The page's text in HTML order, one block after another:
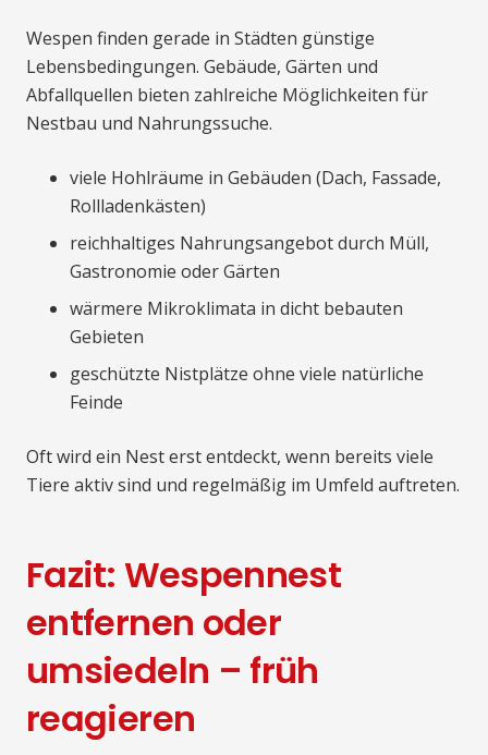
Wespen finden gerade in Städten günstige
Lebensbedingungen. Gebäude, Gärten und
Abfallquellen bieten zahlreiche Möglichkeiten für
Nestbau und Nahrungssuche.
viele Hohlräume in Gebäuden (Dach, Fassade,
Rollladenkästen)
reichhaltiges Nahrungsangebot durch Müll,
Gastronomie oder Gärten
wärmere Mikroklimata in dicht bebauten
Gebieten
geschützte Nistplätze ohne viele natürliche
Feinde
Oft wird ein Nest erst entdeckt, wenn bereits viele
Tiere aktiv sind und regelmäßig im Umfeld auftreten.
Fazit: Wespennest
entfernen oder
umsiedeln – früh
reagieren